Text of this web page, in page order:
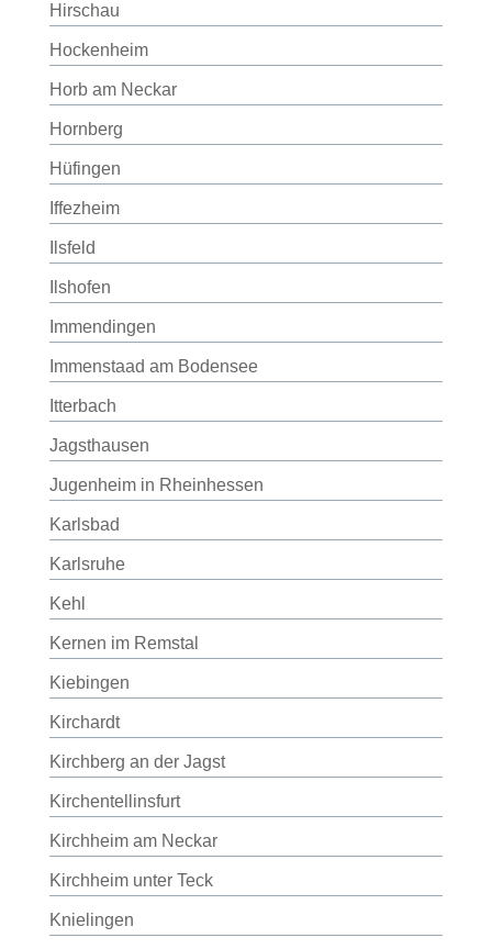
Hirschau
Hockenheim
Horb am Neckar
Hornberg
Hüfingen
Iffezheim
Ilsfeld
Ilshofen
Immendingen
Immenstaad am Bodensee
Itterbach
Jagsthausen
Jugenheim in Rheinhessen
Karlsbad
Karlsruhe
Kehl
Kernen im Remstal
Kiebingen
Kirchardt
Kirchberg an der Jagst
Kirchentellinsfurt
Kirchheim am Neckar
Kirchheim unter Teck
Knielingen